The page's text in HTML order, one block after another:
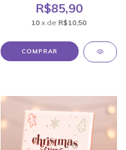
R$85,90
10 x de R$10,50
COMPRAR